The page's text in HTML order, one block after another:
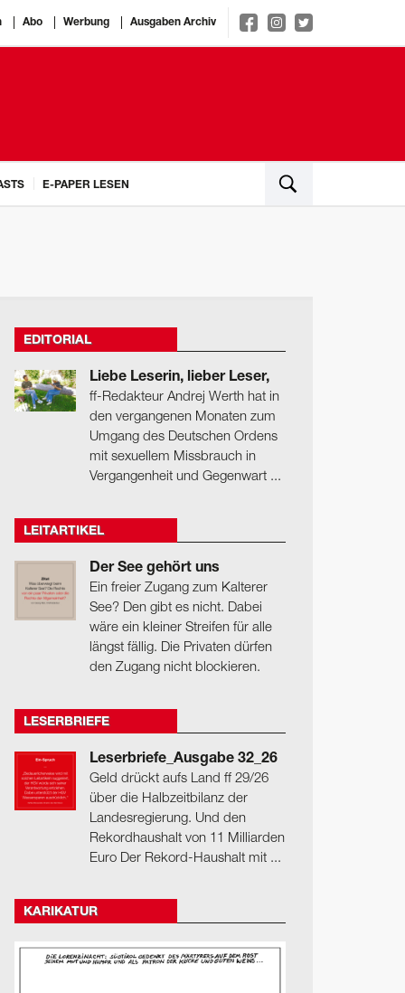
Abo Werbung Ausgaben Archiv
E-PAPER LESEN
EDITORIAL
Liebe Leserin, lieber Leser,
ff-Redakteur Andrej Werth hat in
den vergangenen Monaten zum
Umgang des Deutschen Ordens
mit sexuellem Missbrauch in
Vergangenheit und Gegenwart ...
LEITARTIKEL
Der See gehört uns
Ein freier Zugang zum Kalterer
See? Den gibt es nicht. Dabei
wäre ein kleiner Streifen für alle
längst fällig. Die Privaten dürfen
den Zugang nicht blockieren.
LESERBRIEFE
Leserbriefe_Ausgabe 32_26
Geld drückt aufs Land ff 29/26
über die Halbzeitbilanz der
Landesregierung. Und den
Rekordhaushalt von 11 Milliarden
Euro Der Rekord-Haushalt mit ...
KARIKATUR